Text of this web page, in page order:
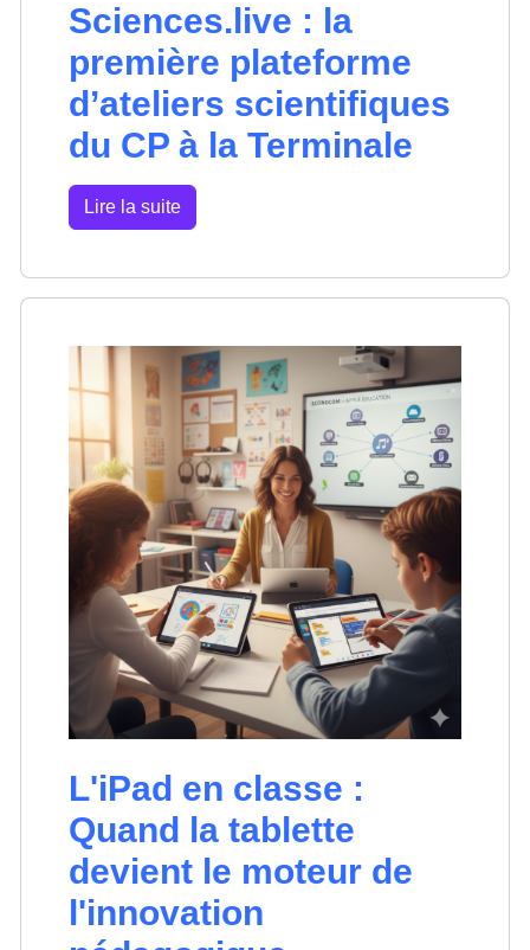
Sciences.live : la
première plateforme
d’ateliers scientifiques
du CP à la Terminale
Lire la suite
L'iPad en classe :
Quand la tablette
devient le moteur de
l'innovation